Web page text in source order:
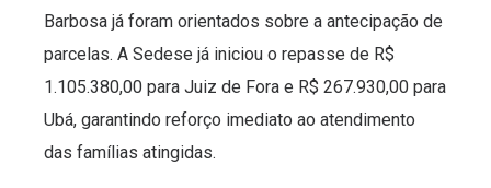
Barbosa já foram orientados sobre a antecipação de
parcelas. A Sedese já iniciou o repasse de R$
1.105.380,00 para Juiz de Fora e R$ 267.930,00 para
Ubá, garantindo reforço imediato ao atendimento
das famílias atingidas.